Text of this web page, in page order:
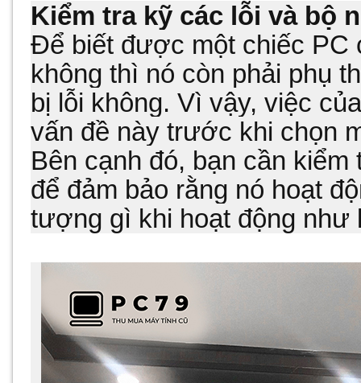
Kiểm tra kỹ các lỗi và bộ
Để biết được một chiếc PC
không thì nó còn phải phụ
bị lỗi không. Vì vậy, việc
vấn đề này trước khi chọn
Bên cạnh đó, bạn cần
để đảm bảo rằng nó hoạt
tượng gì khi hoạt động như